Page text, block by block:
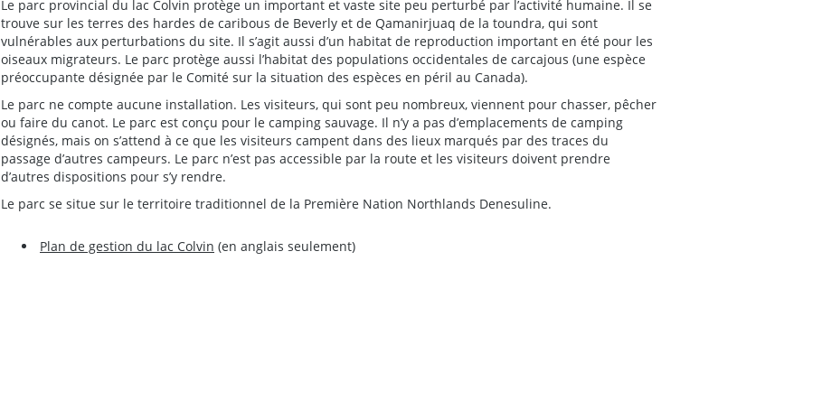
Le parc provincial du lac Colvin protège un important et vaste site peu perturbé par l’activité humaine. Il se
trouve sur les terres des hardes de caribous de Beverly et de Qamanirjuaq de la toundra, qui sont
vulnérables aux perturbations du site. Il s’agit aussi d’un habitat de reproduction important en été pour les
oiseaux migrateurs. Le parc protège aussi l’habitat des populations occidentales de carcajous (une espèce
préoccupante désignée par le Comité sur la situation des espèces en péril au Canada).
Le parc ne compte aucune installation. Les visiteurs, qui sont peu nombreux, viennent pour chasser, pêcher
ou faire du canot. Le parc est conçu pour le camping sauvage. Il n’y a pas d’emplacements de camping
désignés, mais on s’attend à ce que les visiteurs campent dans des lieux marqués par des traces du
passage d’autres campeurs. Le parc n’est pas accessible par la route et les visiteurs doivent prendre
d’autres dispositions pour s’y rendre.
Le parc se situe sur le territoire traditionnel de la Première Nation Northlands Denesuline.
Plan de gestion du lac Colvin (en anglais seulement)